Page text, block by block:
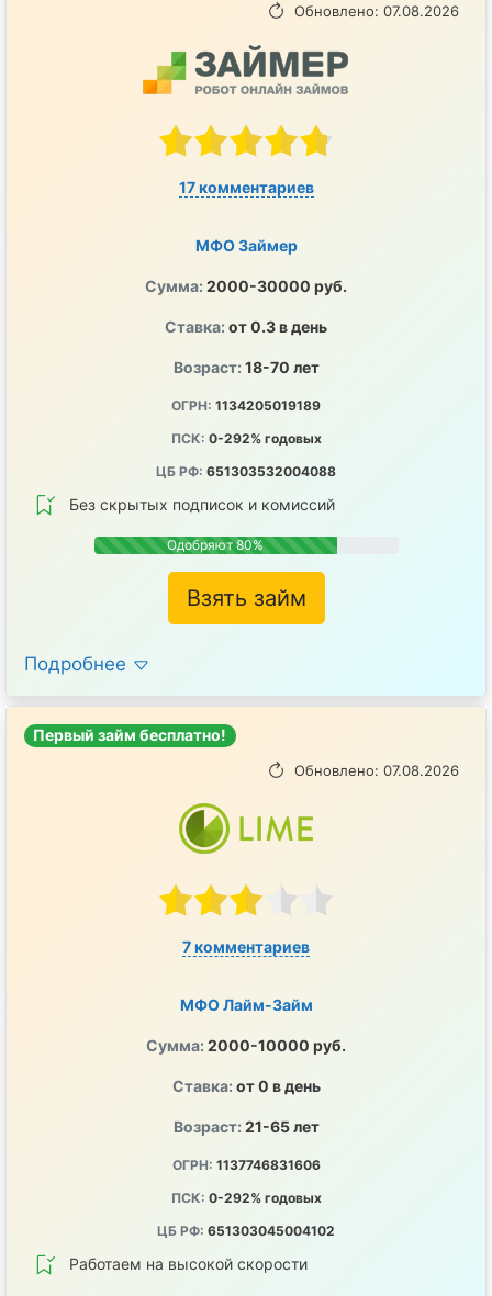
Обновлено: 07.08.2026
17 комментариев
МФО Займер
Сумма: 2000-30000 руб.
Ставка: от 0.3 в день
Возраст: 18-70 лет
ОГРН: 1134205019189
ПСК: 0-292% годовых
ЦБ РФ: 651303532004088
Без скрытых подписок и комиссий
Одобряют 80%
Взять займ
Подробнее
Первый займ бесплатно!
Обновлено: 07.08.2026
7 комментариев
МФО Лайм-Займ
Сумма: 2000-10000 руб.
Ставка: от 0 в день
Возраст: 21-65 лет
ОГРН: 1137746831606
ПСК: 0-292% годовых
ЦБ РФ: 651303045004102
Работаем на высокой скорости